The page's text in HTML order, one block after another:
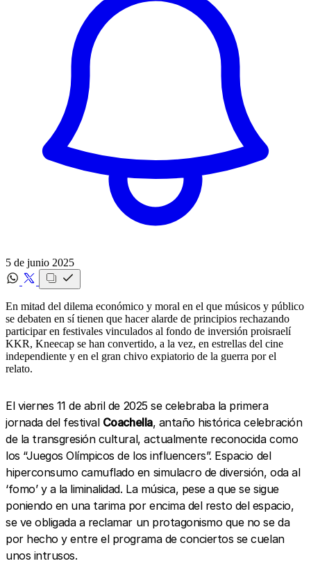
5 de junio 2025
En mitad del dilema económico y moral en el que músicos y público
se debaten en sí tienen que hacer alarde de principios rechazando
participar en festivales vinculados al fondo de inversión proisraelí
KKR, Kneecap se han convertido, a la vez, en estrellas del cine
independiente y en el gran chivo expiatorio de la guerra por el
relato.
El viernes 11 de abril de 2025 se celebraba la primera
jornada del festival Coachella, antaño histórica celebración
de la transgresión cultural, actualmente reconocida como
los “Juegos Olímpicos de los influencers”. Espacio del
hiperconsumo camuflado en simulacro de diversión, oda al
‘fomo’ y a la liminalidad. La música, pese a que se sigue
poniendo en una tarima por encima del resto del espacio,
se ve obligada a reclamar un protagonismo que no se da
por hecho y entre el programa de conciertos se cuelan
unos intrusos.